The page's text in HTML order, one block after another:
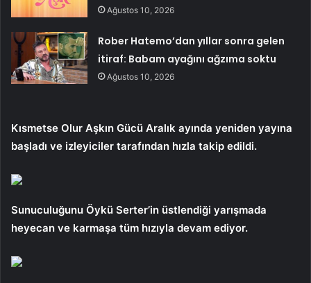
Ağustos 10, 2026
Rober Hatemo’dan yıllar sonra gelen
itiraf: Babam ayağını ağzıma soktu
Ağustos 10, 2026
Kısmetse Olur Aşkın Gücü Aralık ayında yeniden yayına
başladı ve izleyiciler tarafından hızla takip edildi.
Sunuculuğunu Öykü Serter’in üstlendiği yarışmada
heyecan ve karmaşa tüm hızıyla devam ediyor.